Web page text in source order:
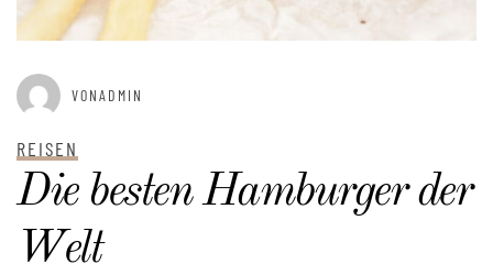
VONADMIN
REISEN
Die besten Hamburger der
Welt